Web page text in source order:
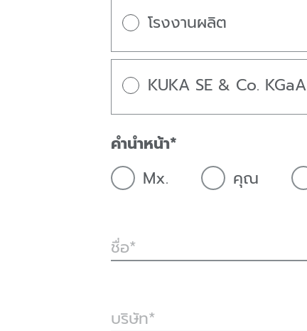
โรงงานผลิต
KUKA SE & Co. KGaA
คำนำหน้า
Mx.
คุณ
ชื่อ
บริษัท